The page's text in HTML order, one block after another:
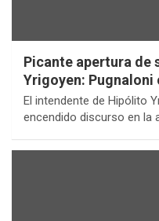
Picante apertura de
Yrigoyen: Pugnaloni
El intendente de Hipólito
encendido discurso en la